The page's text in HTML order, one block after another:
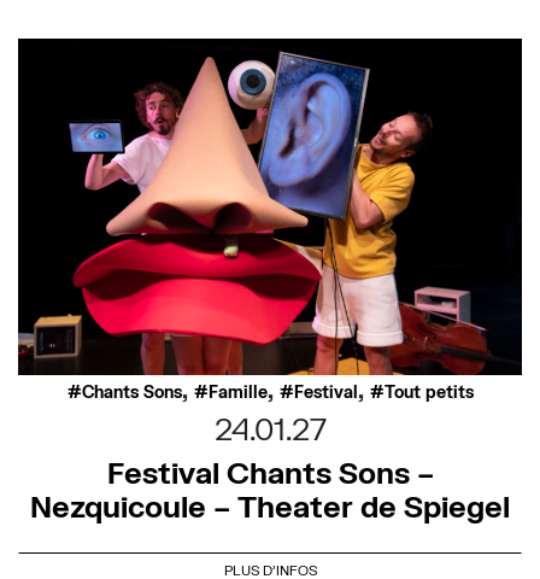
Chants Sons, Famille, Festival , Tout petits
24.01.27
Festival Chants Sons –
Nezquicoule – Theater de Spiegel
PLUS D'INFOS